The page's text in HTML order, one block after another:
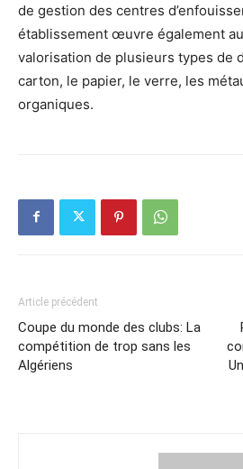
de gestion des centres
établissement œuvre également
valorisation de plusieurs types de
carton, le papier, le verre, les
organiques.
Article précédent
Coupe du monde des clubs: La
compétition de trop sans les
Algériens